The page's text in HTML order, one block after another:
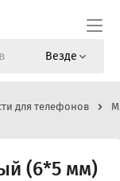
Везде
для телефонов
(6*5 мм)